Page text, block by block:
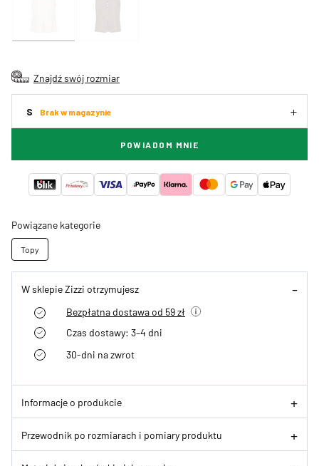
Znajdź swój rozmiar
S Brak w magazynie
POWIADOM MNIE
Powiązane kategorie
Topy
W sklepie Zizzi otrzymujesz
Bezpłatna dostawa od 59 zł
Czas dostawy: 3–4 dni
30-dni na zwrot
Informacje o produkcie
Przewodnik po rozmiarach i pomiary produktu